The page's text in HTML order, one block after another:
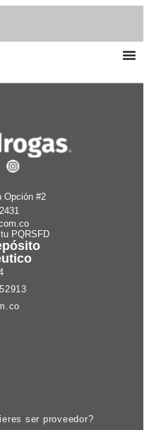
Opción #2
PQRSFD
ser proveedor?